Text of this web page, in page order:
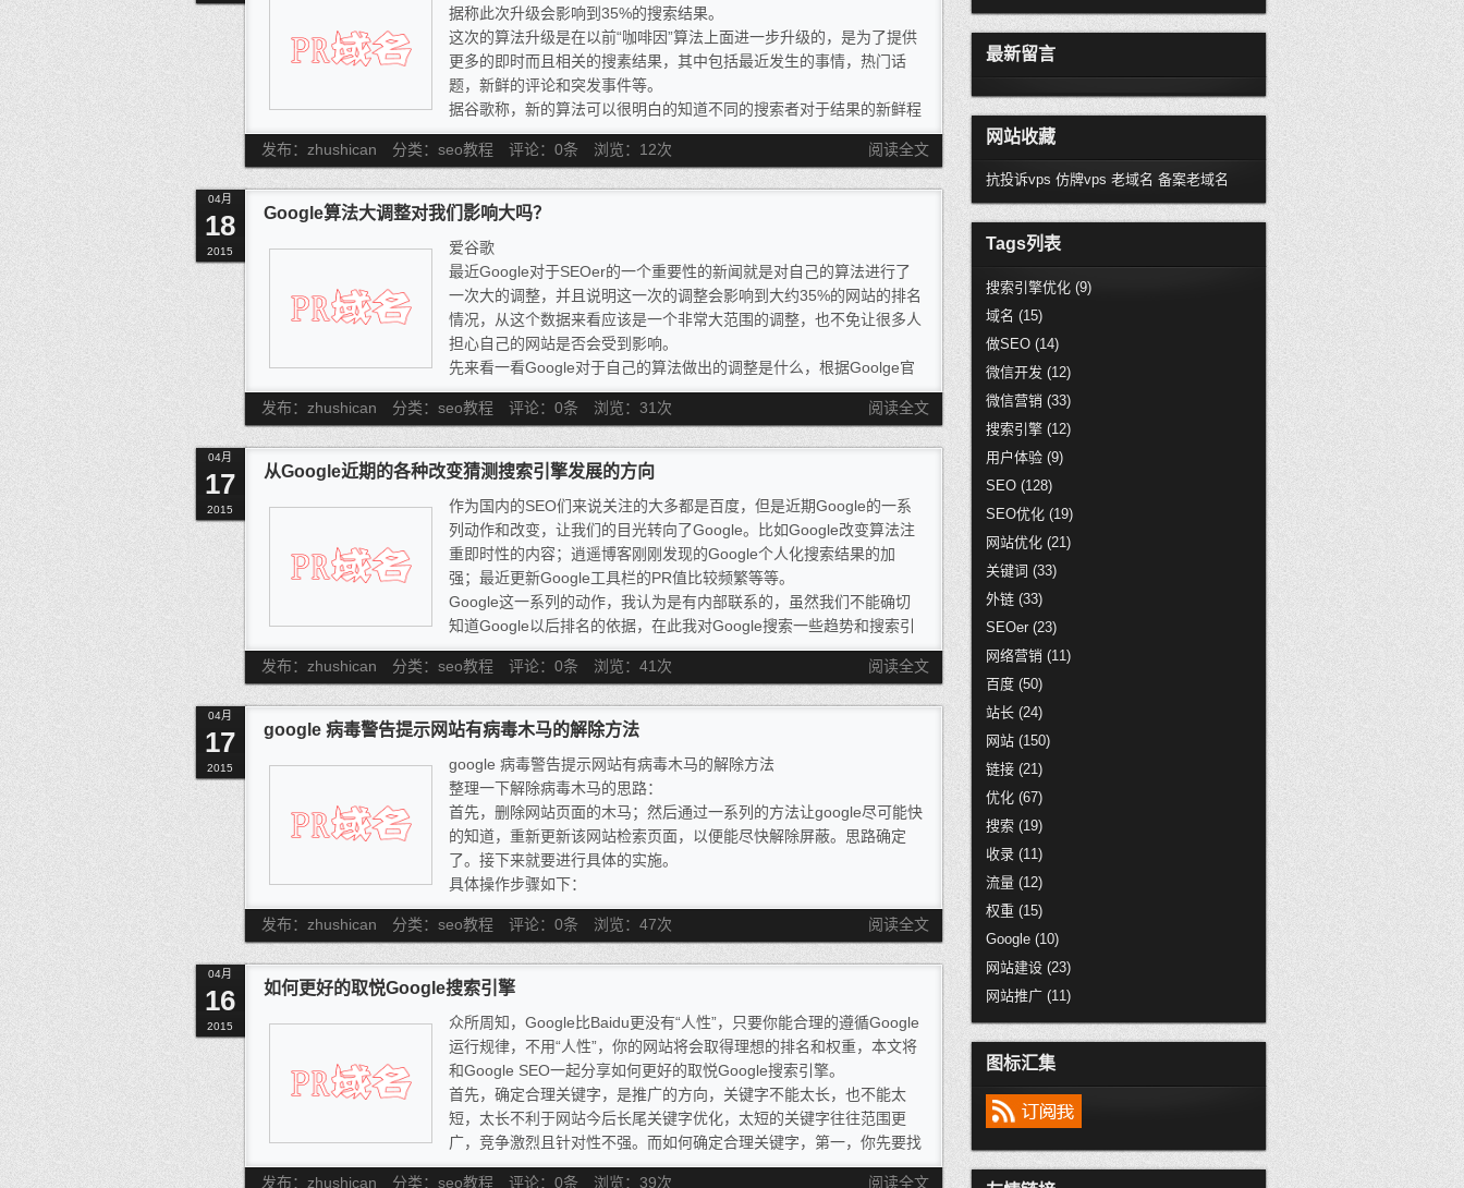
据称此次升级会影响到35%的搜索结果。
这次的算法升级是在以前“咖啡因”算法上面进一步升级的，是为了提供
更多的即时而且相关的搜素结果，其中包括最近发生的事情，热门话
题，新鲜的评论和突发事件等。
据谷歌称，新的算法可以很明白的知道不同的搜索者对于结果的新鲜程
度的要求是不同的，新算法将根据不同的新鲜度需求展现不同的结果。
例如，搜索最受欢迎的食谱的时候，虽然可能是几年前发布的新鲜，但
新评论，将会得到最新的结果，紧随其后的是以前发布的信息。
阅读全文
发布：zhushican 分类：seo教程 评论：0条 浏览： 12次
04月
18
2015
Google算法大调整对我们影响大吗？
爱谷歌
最近Google对于SEOer的一个重要性的新闻就是对自己的算法进行了
一次大的调整，并且说明这一次的调整会影响到大约35%的网站的排名
情况，从这个数据来看应该是一个非常大范围的调整，也不免让很多人
担心自己的网站是否会受到影响。
先来看一看Google对于自己的算法做出的调整是什么，根据Goolge官
方的说法是“新鲜算法（ freshness algorithm）”，怎么来理解这一个算
法，其实看名字应该就能够猜到一点了，这一次算法的改变主要是有很
多人反映在Google上面搜索一个时效性 的内容的时候，会出现非常多
的陈旧内容，比如说是以前的相关信息或者是一些陈旧的内容，这么说
样的关键词的时候，就会将最新一届的信息排在靠前的位置，这才是大
多数人想要找的内容而不是很早以前的奥斯卡颁奖典礼的相关信息。
阅读全文
发布：zhushican 分类：seo教程 评论：0条 浏览： 31 次
04月
17
2015
从Google近期的各种改变猜测搜索引擎发展的方向
作为国内的SEO们来说关注的大多都是百度，但是近期Google的一系
列动作和改变，让我们的目光转向了Google。比如Google改变算法注
重即时性的内容；逍遥博客刚刚发现的Google个人化搜索结果的加
强；最近更新Google工具栏的PR值比较频繁等等。
Google这一系列的动作，我认为是有内部联系的，虽然我们不能确切
知道Google以后排名的依据，在此我对Google搜索一些趋势和搜索引
擎未来发展方向做一个猜测。当然纯属猜测，如有不对的地方请指正，
大家共同讨论。
这些改变里面除了Google的PR值的频繁更新，个人感觉是为了让国内
的站长更关注Google之外，还有改变站长们对于网站权重的思考。也
链接的网站，在最近这几次改变中PR有下降。还有对于新的网站为何
会给予比较高的PR值等等，颠覆了以前很多的看法，值得大家的思
考。
阅读全文
发布：zhushican 分类：seo教程 评论：0条 浏览： 41 次
04月
17
2015
google 病毒警告提示网站有病毒木马的解除方法
google 病毒警告提示网站有病毒木马的解除方法
整理一下解除病毒木马的思路：
首先，删除网站页面的木马；然后通过一系列的方法让google尽可能快
的知道，重新更新该网站检索页面，以便能尽快解除屏蔽。思路确定
了。接下来就要进行具体的实施。
具体操作步骤如下：
1)清除网页中的木马
删除现有的网页中的木马，主要有这样类似的代码:
出现上面这些特征的代码，如果里面包含的网址不是自己网站的，那基
其它主要页面的源代码进行检查，用记事本打开这些页面后，以“<ifra
me”为关键字进行搜索，找到后可以查看是否是挂马代码。不过碰上有
经验的黑客，会编写一段代码将整句挂马代码进行加密，这样我们就很
难找到网页中的挂马代码。这时可以将所有网页文件按修改时间进行排
序，如果有个别网页被修改，我们可以很快地发现。
阅读全文
发布：zhushican 分类：seo教程 评论：0条 浏览： 47次
04月
16
2015
如何更好的取悦Google搜索引擎
众所周知，Google比Baidu更没有“人性”，只要你能合理的遵循Google
运行规律，不用“人性”，你的网站将会取得理想的排名和权重，本文将
和Google SEO一起分享如何更好的取悦Google搜索引擎。
首先，确定合理关键字，是推广的方向，关键字不能太长，也不能太
短，太长不利于网站今后长尾关键字优化，太短的关键字往往范围更
广，竞争激烈且针对性不强。而如何确定合理关键字，第一，你先要找
出你的核心关键字，利用Google关键字分析工具，如Google Adword
阅读全文
发布：zhushican 分类：seo教程 评论：0条 浏览： 39次
最新留言
网站收藏
抗投诉vps 仿牌vps 老域名 备案老域名
Tags列表
搜索引擎优化 (9)
域名 (15)
做SEO (14)
微信开发 (12)
微信营销 (33)
搜索引擎 (12)
用户体验 (9)
SEO (128)
SEO优化 (19)
网站优化 (21)
关键词 (33)
外链 (33)
SEOer (23)
网络营销 (11)
百度 (50)
站长 (24)
网站 (150)
链接 (21)
优化 (67)
搜索 (19)
收录 (11)
流量 (12)
权重 (15)
Google (10)
网站建设 (23)
网站推广 (11)
图标汇集